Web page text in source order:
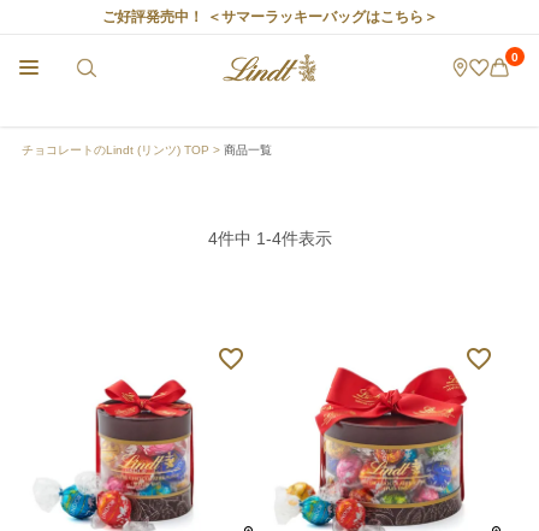
ご好評発売中！ ＜サマーラッキーバッグはこちら＞
0
チョコレートのLindt (リンツ) TOP 商品一覧
4件中 1-4件表示